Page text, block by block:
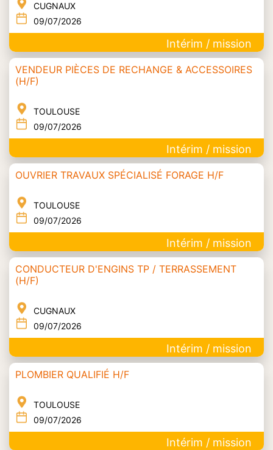
CUGNAUX
09/07/2026
Intérim / mission
VENDEUR PIÈCES DE RECHANGE & ACCESSOIRES
(H/F)
TOULOUSE
09/07/2026
Intérim / mission
OUVRIER TRAVAUX SPÉCIALISÉ FORAGE H/F
TOULOUSE
09/07/2026
Intérim / mission
CONDUCTEUR D'ENGINS TP / TERRASSEMENT
(H/F)
CUGNAUX
09/07/2026
Intérim / mission
PLOMBIER QUALIFIÉ H/F
TOULOUSE
09/07/2026
Intérim / mission